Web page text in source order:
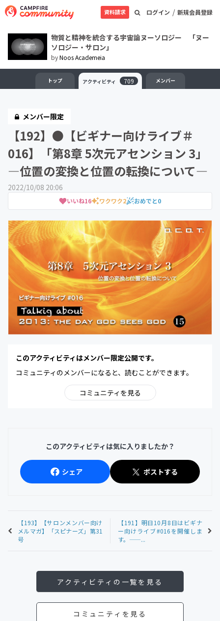
ログイン / 新規会員登録
資料請求
物質と精神を統合する宇宙論ヌーソロジー 「ヌー
ソロジー・サロン」
byNoos Academeia
トップ アクティビティ 709 メンバー
メンバー限定
【192】●【ビギナー向けライブ＃
016】「第8章 5次元アセンション 3」
―位置の変換と位置の転換について—
2022/10/08 20:06
いいね16 ワクワク2 おめでと0
このアクティビティはメンバー限定公開です。
コミュニティのメンバーになると、読むことができます。
コミュニティを見る
このアクティビティは気に入りましたか？
シェア ポストする
【193】【サロンメンバー向け
メルマガ】「スピナーズ」第31
号
【191】明日10月8日はビギナ
ー向けライブ#016を開催しま
す。——...
アクティビティの一覧を見る
コミュニティを見る